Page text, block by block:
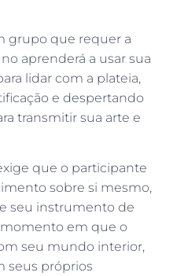
grupo que requer a
aprenderá a usar sua
lidar com a plateia,
e despertando
transmitir sua arte e
que o participante
sobre si mesmo,
seu instrumento de
em que o
seu mundo interior,
seus próprios